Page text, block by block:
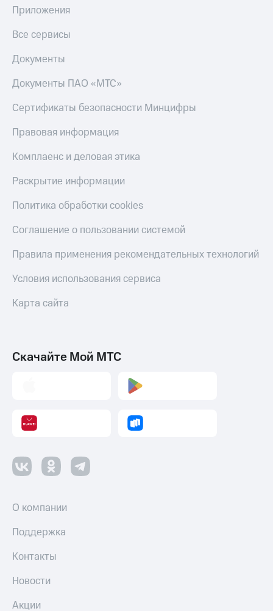
Приложения
Все сервисы
Документы
Документы ПАО «МТС»
Сертификаты безопасности Минцифры
Правовая информация
Комплаенс и деловая этика
Раскрытие информации
Политика обработки cookies
Соглашение о пользовании системой
Правила применения рекомендательных технологий
Условия использования сервиса
Карта сайта
Скачайте Мой МТС
О компании
Поддержка
Контакты
Новости
Акции